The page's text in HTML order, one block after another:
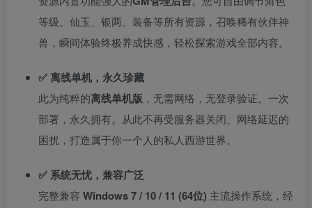
等级、仙玉、银两、装备等所有资源，召唤稀有伙伴神
兽，瞬间体验终极养成快感，轻松探索游戏全部内容。
✅ 离线单机，永久珍藏
此为纯粹的离线单机版 ，无需网络，无登录验证。一次
部署，永久拥有。从此不再受服务器关闭、网络延迟的
困扰，打造属于你一个人的私人西游世界。
✅ 系统无忧，兼容广泛
完整兼容 Windows 7 / 10 / 11 (64位) 主流操作系统，经